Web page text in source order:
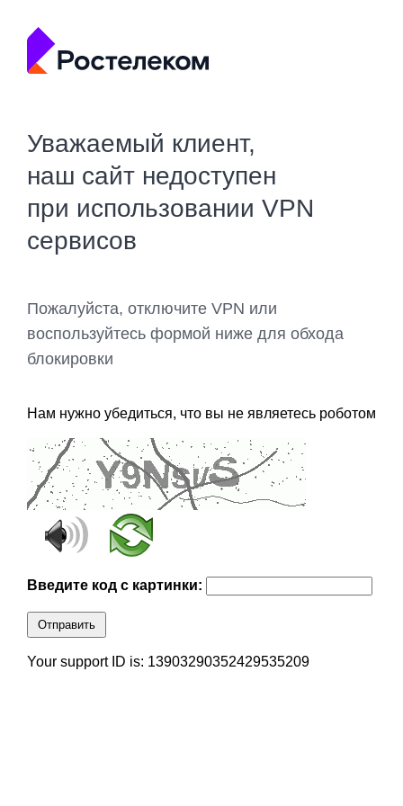
Уважаемый клиент,
наш сайт недоступен
при использовании VPN
сервисов
Пожалуйста, отключите VPN или
воспользуйтесь формой ниже для обхода
блокировки
Нам нужно убедиться, что вы не являетесь роботом
Введите код с картинки:
Отправить
Your support ID is: 13903290352429535209